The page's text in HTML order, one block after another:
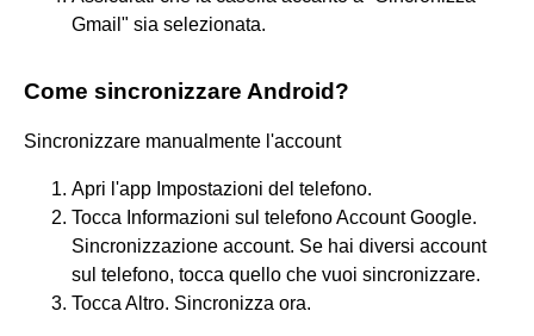
Gmail" sia selezionata.
Come sincronizzare Android?
Sincronizzare manualmente l'account
Apri l'app Impostazioni del telefono.
Tocca Informazioni sul telefono Account Google.
Sincronizzazione account. Se hai diversi account
sul telefono, tocca quello che vuoi sincronizzare.
Tocca Altro. Sincronizza ora.